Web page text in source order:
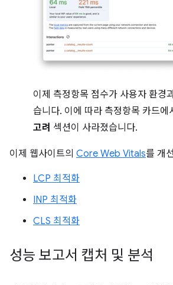
이제 측정항목 점수가 사용자 환경
습니다. 이에 따라 측정항목 카드에
고려 섹션이 사라졌습니다.
이제 웹사이트의 Core Web Vitals를 개
LCP 최적화
INP 최적화
CLS 최적화
성능 보고서 캡처 및 분석